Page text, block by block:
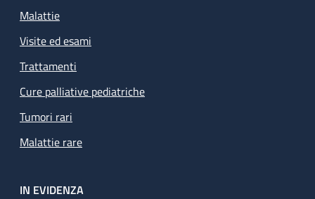
Malattie
Visite ed esami
Trattamenti
Cure palliative pediatriche
Tumori rari
Malattie rare
IN EVIDENZA